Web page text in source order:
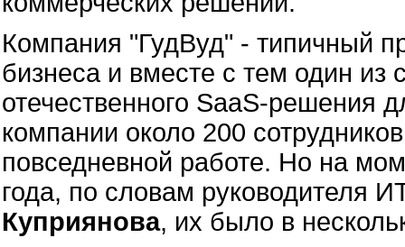
Компания "ГудВуд" - типичный
бизнеса и вместе с тем один из
отечественного SaaS-решения
компании около 200
повседневной работе. Но на
года, по словам руководителя
Куприянова, их было в